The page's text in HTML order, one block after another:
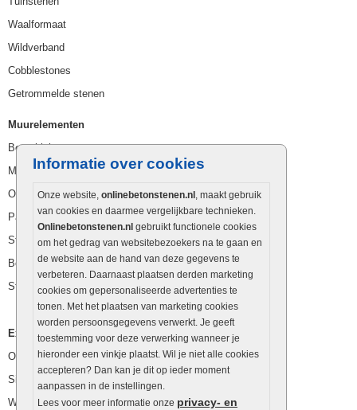
Informatie over cookies
Onze website, onlinebetonstenen.nl , maakt gebruik
van cookies en daarmee vergelijkbare technieken.
Onlinebetonstenen.nl gebruikt functionele cookies
om het gedrag van websitebezoekers na te gaan en
de website aan de hand van deze gegevens te
verbeteren. Daarnaast plaatsen derden marketing
cookies om gepersonaliseerde advertenties te
tonen. Met het plaatsen van marketing cookies
worden persoonsgegevens verwerkt. Je geeft
toestemming voor deze verwerking wanneer je
hieronder een vinkje plaatst. Wil je niet alle cookies
accepteren? Dan kan je dit op ieder moment
aanpassen in de instellingen.
Lees voor meer informatie onze privacy- en
Waalformaat
Wildverband
Cobblestones
Getrommelde stenen
Muurelementen
Betonbielzen
Muurstenen
Opsluitbanden
Palissaden
Stapelblokken
Betonblokken
Stapelstenen
Extra benodigdheden
Ophoogzand
Siergrind en siersplit
Waterafvoer